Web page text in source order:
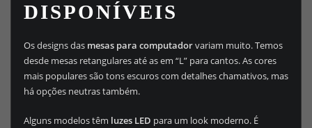
DISPONÍVEIS
Os designs das mesas para computadorvariam muito. Temos
desde mesas retangulares até as em “L” para cantos. As cores
mais populares são tons escuros com detalhes chamativos, mas
há opções neutras também.
Alguns modelos têm luzes LED para um look moderno. É